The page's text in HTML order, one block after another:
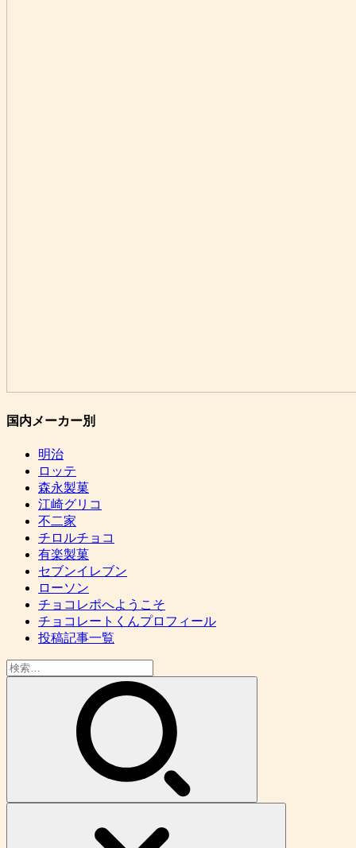
国内メーカー別
明治
ロッテ
森永製菓
江崎グリコ
不二家
チロルチョコ
有楽製菓
セブンイレブン
ローソン
チョコレポへようこそ
チョコレートくんプロフィール
投稿記事一覧
検
索: